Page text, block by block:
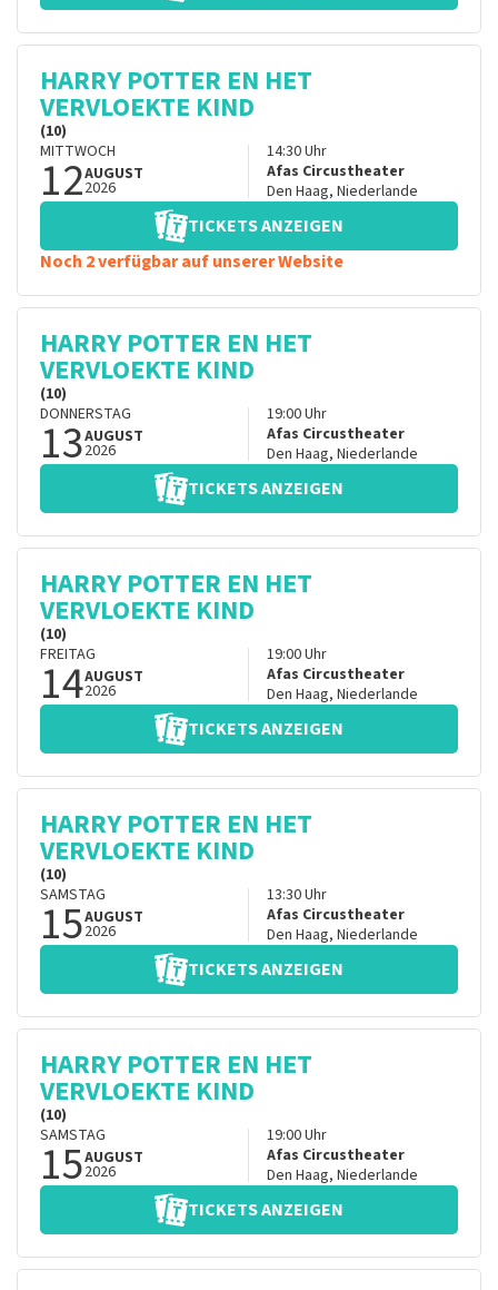
HARRY POTTER EN HET
VERVLOEKTE KIND
(10)
MITTWOCH
12AUGUST
2026
14:30Uhr
Afas Circustheater
Den Haag, Niederlande
TICKETS ANZEIGEN
Noch 2 verfügbar auf unserer Website
HARRY POTTER EN HET
VERVLOEKTE KIND
(10)
DONNERSTAG
13AUGUST
2026
19:00Uhr
Afas Circustheater
Den Haag, Niederlande
TICKETS ANZEIGEN
HARRY POTTER EN HET
VERVLOEKTE KIND
(10)
FREITAG
14AUGUST
2026
19:00Uhr
Afas Circustheater
Den Haag, Niederlande
TICKETS ANZEIGEN
HARRY POTTER EN HET
VERVLOEKTE KIND
(10)
SAMSTAG
15AUGUST
2026
13:30Uhr
Afas Circustheater
Den Haag, Niederlande
TICKETS ANZEIGEN
HARRY POTTER EN HET
VERVLOEKTE KIND
(10)
SAMSTAG
15AUGUST
2026
19:00Uhr
Afas Circustheater
Den Haag, Niederlande
TICKETS ANZEIGEN